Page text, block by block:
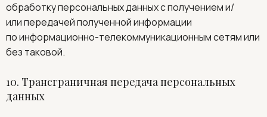
обработку персональных данных с получением и/
или передачей полученной информации
по информационно-телекоммуникационным сетям или
без таковой.
10. Трансграничная передача персональных
данных